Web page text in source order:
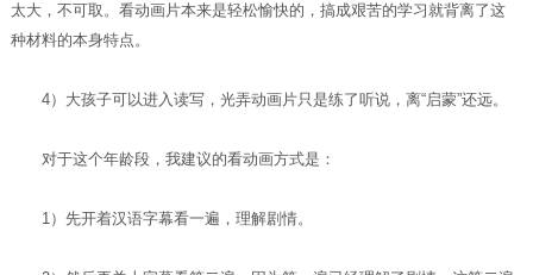
太大，不可取。看动画片本来是轻松愉快的，搞成艰苦的学习就背离了这
种材料的本身特点。
4）大孩子可以进入读写，光弄动画片只是练了听说，离“启蒙”还远。
对于这个年龄段，我建议的看动画方式是：
1）先开着汉语字幕看一遍，理解剧情。